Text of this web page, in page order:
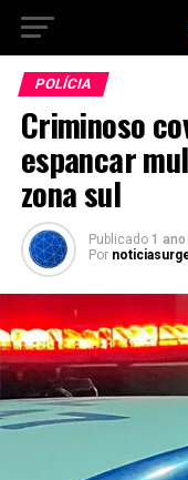
POLÍCIA
Criminoso
espancar
zona sul
Publicado 1
Por